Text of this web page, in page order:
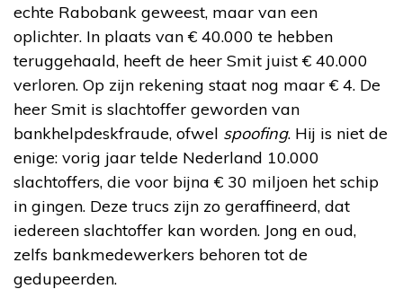
echte Rabobank geweest, maar van een
oplichter. In plaats van € 40.000 te hebben
teruggehaald, heeft de heer Smit juist € 40.000
verloren. Op zijn rekening staat nog maar € 4. De
heer Smit is slachtoffer geworden van
bankhelpdeskfraude, ofwel spoofing. Hij is niet de
enige: vorig jaar telde Nederland 10.000
slachtoffers, die voor bijna € 30 miljoen het schip
in gingen. Deze trucs zijn zo geraffineerd, dat
iedereen slachtoffer kan worden. Jong en oud,
zelfs bankmedewerkers behoren tot de
gedupeerden.